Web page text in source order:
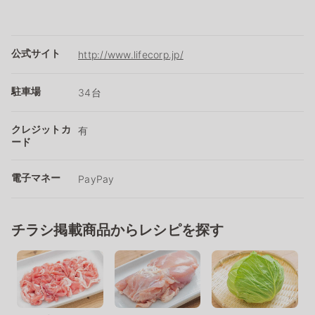
公式サイト http://www.lifecorp.jp/
駐車場 34台
クレジットカ
ード
有
電子マネー PayPay
チラシ掲載商品からレシピを探す